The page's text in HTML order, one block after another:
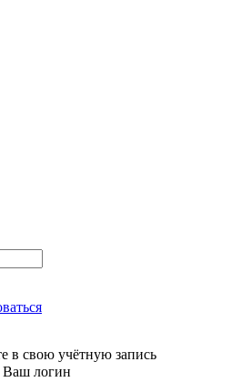
в свою учётную запись
Ваш логин